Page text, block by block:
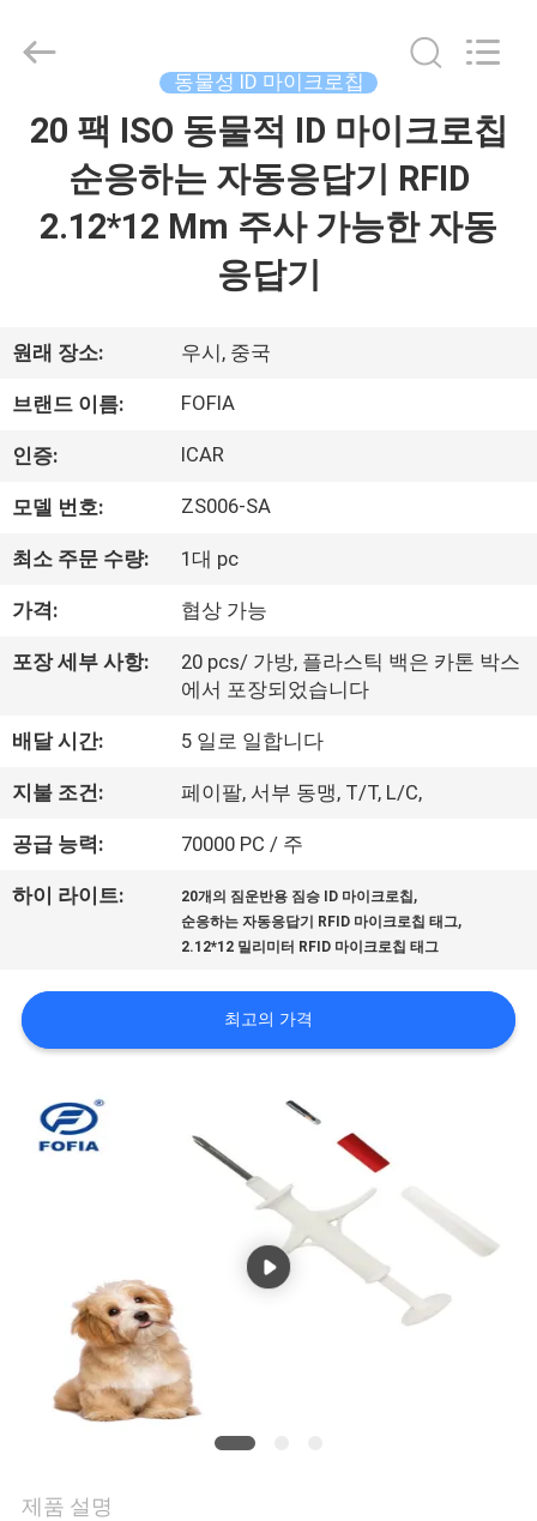
집
동
영
상
우
리
에
대
여
공
장
행
요
2017
Technology
동물성 ID 마이크로칩
20 팩 ISO 동물적 ID 마이크로칩
순응하는 자동응답기 RFID
2.12*12 Mm 주사 가능한 자동
응답기
원래 장소: 우시, 중국
브랜드 이름: FOFIA
인증: ICAR
모델 번호: ZS006-SA
최소 주문 수량: 1대 pc
가격: 협상 가능
포장 세부 사항:
20 pcs/ 가방, 플라스틱 백은 카톤 박스
에서 포장되었습니다
배달 시간: 5 일로 일합니다
지불 조건: 페이팔, 서부 동맹, T/T, L/C,
공급 능력: 70000 PC / 주
하이 라이트: 20개의 짐운반용 짐승 ID 마이크로칩 ,
순응하는 자동응답기 RFID 마이크로칩 태그,
2.12*12 밀리미터 RFID 마이크로칩 태그
최고의 가격
제품 설명